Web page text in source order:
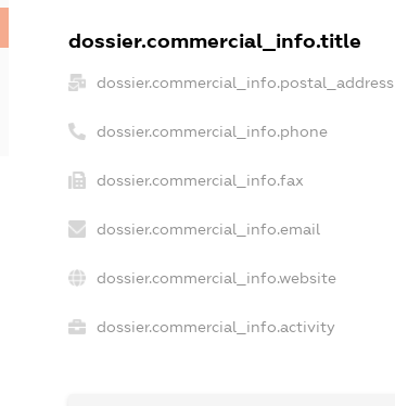
dossier.commercial_info.title
dossier.commercial_info.postal_address
dossier.commercial_info.phone
dossier.commercial_info.fax
dossier.commercial_info.email
dossier.commercial_info.website
dossier.commercial_info.activity